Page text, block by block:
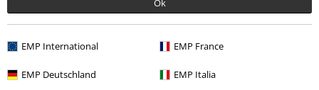
Ok
EMP International EMP France
EMP Deutschland EMP Italia